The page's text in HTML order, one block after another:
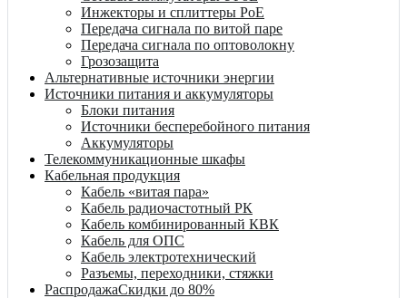
Инжекторы и сплиттеры PoE
Передача сигнала по витой паре
Передача сигнала по оптоволокну
Грозозащита
Альтернативные источники энергии
Источники питания и аккумуляторы
Блоки питания
Источники бесперебойного питания
Аккумуляторы
Телекоммуникационные шкафы
Кабельная продукция
Кабель «витая пара»
Кабель радиочастотный РК
Кабель комбинированный КВК
Кабель для ОПС
Кабель электротехнический
Разъемы, переходники, стяжки
РаспродажаСкидки до 80%